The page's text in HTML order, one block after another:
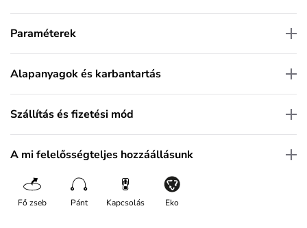
Paraméterek
Alapanyagok és karbantartás
Szállítás és fizetési mód
A mi felelősségteljes hozzáállásunk
Fő zseb Pánt Kapcsolás Eko